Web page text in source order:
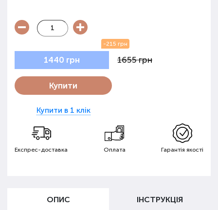
1440 грн
-215 грн
1655 грн
Купити
Купити в 1 клік
Експрес-доставка Оплата Гарантія якості
ОПИС ІНСТРУКЦІЯ